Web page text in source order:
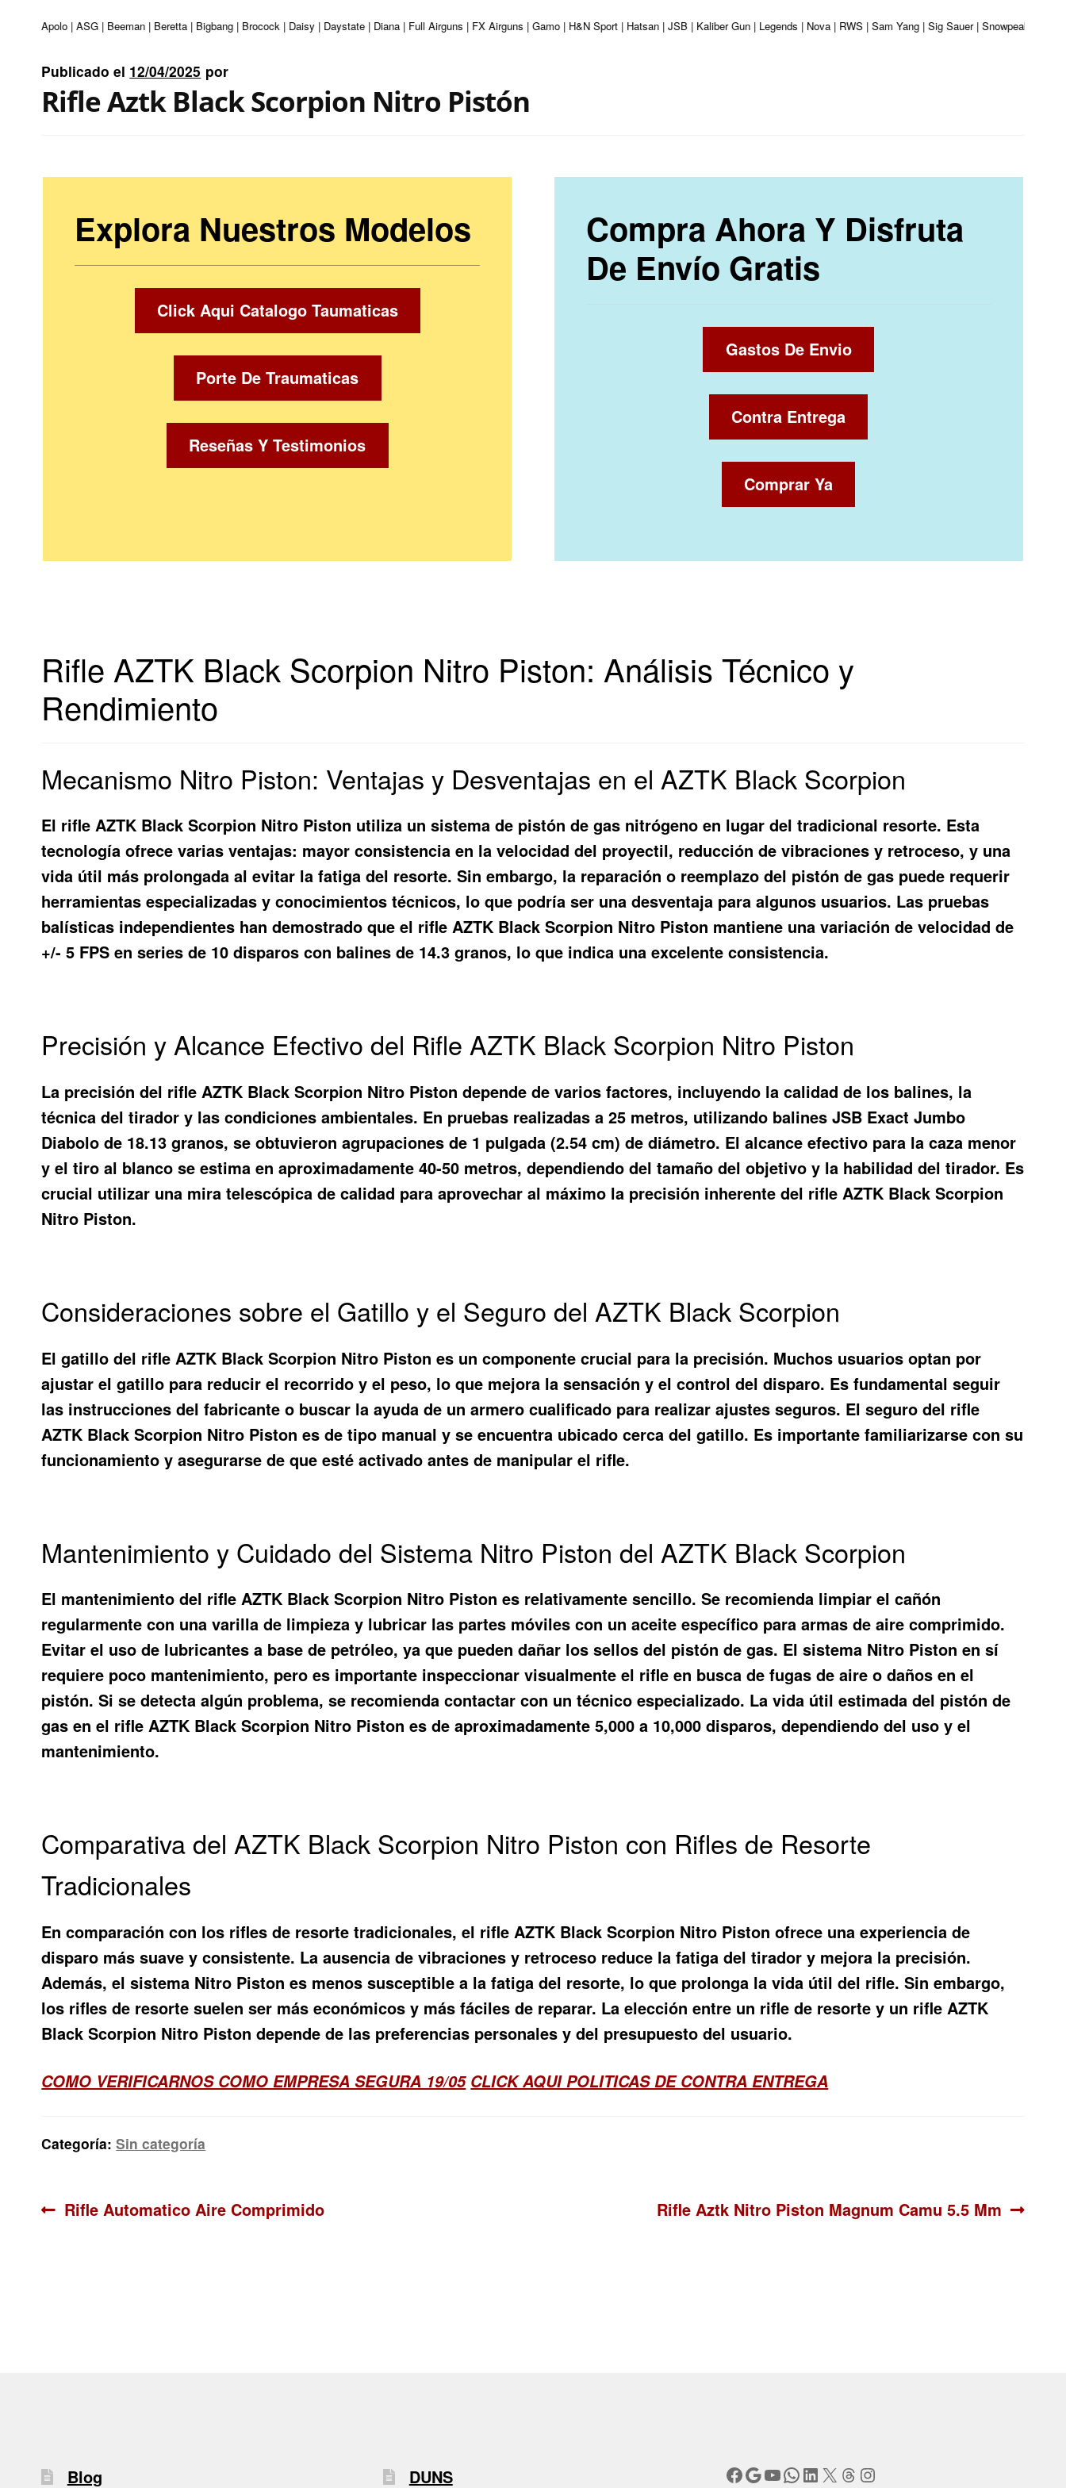
| Apolo | ASG | Beeman | Beretta | Bigbang | Brocock | Daisy | Daystate | Diana | Full Airguns | FX Airguns | Gamo | H&N Sport | Hatsan | JSB | Kaliber Gun | Legends | Nova | RWS | Sam Yang | Sig Sauer | Snowpeak |
Publicado el 12/04/2025 por
Rifle Aztk Black Scorpion Nitro Pistón
Explora Nuestros Modelos
Click Aqui Catalogo Taumaticas
Porte De Traumaticas
Reseñas Y Testimonios
Compra Ahora Y Disfruta
De Envío Gratis
Gastos De Envio
Contra Entrega
Comprar Ya
Rifle AZTK Black Scorpion Nitro Piston: Análisis Técnico y
Rendimiento
Mecanismo Nitro Piston: Ventajas y Desventajas en el AZTK Black Scorpion
El rifle AZTK Black Scorpion Nitro Piston utiliza un sistema de pistón de gas nitrógeno en lugar del tradicional resorte. Esta
tecnología ofrece varias ventajas: mayor consistencia en la velocidad del proyectil, reducción de vibraciones y retroceso, y una
vida útil más prolongada al evitar la fatiga del resorte. Sin embargo, la reparación o reemplazo del pistón de gas puede requerir
herramientas especializadas y conocimientos técnicos, lo que podría ser una desventaja para algunos usuarios. Las pruebas
balísticas independientes han demostrado que el rifle AZTK Black Scorpion Nitro Piston mantiene una variación de velocidad de
+/- 5 FPS en series de 10 disparos con balines de 14.3 granos, lo que indica una excelente consistencia.
Precisión y Alcance Efectivo del Rifle AZTK Black Scorpion Nitro Piston
La precisión del rifle AZTK Black Scorpion Nitro Piston depende de varios factores, incluyendo la calidad de los balines, la
técnica del tirador y las condiciones ambientales. En pruebas realizadas a 25 metros, utilizando balines JSB Exact Jumbo
Diabolo de 18.13 granos, se obtuvieron agrupaciones de 1 pulgada (2.54 cm) de diámetro. El alcance efectivo para la caza menor
y el tiro al blanco se estima en aproximadamente 40-50 metros, dependiendo del tamaño del objetivo y la habilidad del tirador. Es
crucial utilizar una mira telescópica de calidad para aprovechar al máximo la precisión inherente del rifle AZTK Black Scorpion
Nitro Piston.
Consideraciones sobre el Gatillo y el Seguro del AZTK Black Scorpion
El gatillo del rifle AZTK Black Scorpion Nitro Piston es un componente crucial para la precisión. Muchos usuarios optan por
ajustar el gatillo para reducir el recorrido y el peso, lo que mejora la sensación y el control del disparo. Es fundamental seguir
las instrucciones del fabricante o buscar la ayuda de un armero cualificado para realizar ajustes seguros. El seguro del rifle
AZTK Black Scorpion Nitro Piston es de tipo manual y se encuentra ubicado cerca del gatillo. Es importante familiarizarse con su
funcionamiento y asegurarse de que esté activado antes de manipular el rifle.
Mantenimiento y Cuidado del Sistema Nitro Piston del AZTK Black Scorpion
El mantenimiento del rifle AZTK Black Scorpion Nitro Piston es relativamente sencillo. Se recomienda limpiar el cañón
regularmente con una varilla de limpieza y lubricar las partes móviles con un aceite específico para armas de aire comprimido.
Evitar el uso de lubricantes a base de petróleo, ya que pueden dañar los sellos del pistón de gas. El sistema Nitro Piston en sí
requiere poco mantenimiento, pero es importante inspeccionar visualmente el rifle en busca de fugas de aire o daños en el
pistón. Si se detecta algún problema, se recomienda contactar con un técnico especializado. La vida útil estimada del pistón de
gas en el rifle AZTK Black Scorpion Nitro Piston es de aproximadamente 5,000 a 10,000 disparos, dependiendo del uso y el
mantenimiento.
Comparativa del AZTK Black Scorpion Nitro Piston con Rifles de Resorte
Tradicionales
En comparación con los rifles de resorte tradicionales, el rifle AZTK Black Scorpion Nitro Piston ofrece una experiencia de
disparo más suave y consistente. La ausencia de vibraciones y retroceso reduce la fatiga del tirador y mejora la precisión.
Además, el sistema Nitro Piston es menos susceptible a la fatiga del resorte, lo que prolonga la vida útil del rifle. Sin embargo,
los rifles de resorte suelen ser más económicos y más fáciles de reparar. La elección entre un rifle de resorte y un rifle AZTK
Black Scorpion Nitro Piston depende de las preferencias personales y del presupuesto del usuario.
COMO VERIFICARNOS COMO EMPRESA SEGURA 19/05 CLICK AQUI POLITICAS DE CONTRA ENTREGA
Categoría:Sin categoría
Navegación
Anterior:
Rifle Automatico Aire Comprimido Siguiente:
Rifle Aztk Nitro Piston Magnum Camu 5.5 Mm
Blog DUNS Facebook
Google
YouTube
WhatsApp
LinkedIn
X Threads
Instagram